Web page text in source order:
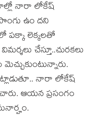
నారా లోకేష్
ఉం ద‌ని
ప‌క్కా లెక్క‌ల‌తో
చేస్తూ..చుర‌క‌లు
మెచ్చుకుంటున్నారు.
నారా లోకేష్
ఆయ‌న ప్ర‌సంగం